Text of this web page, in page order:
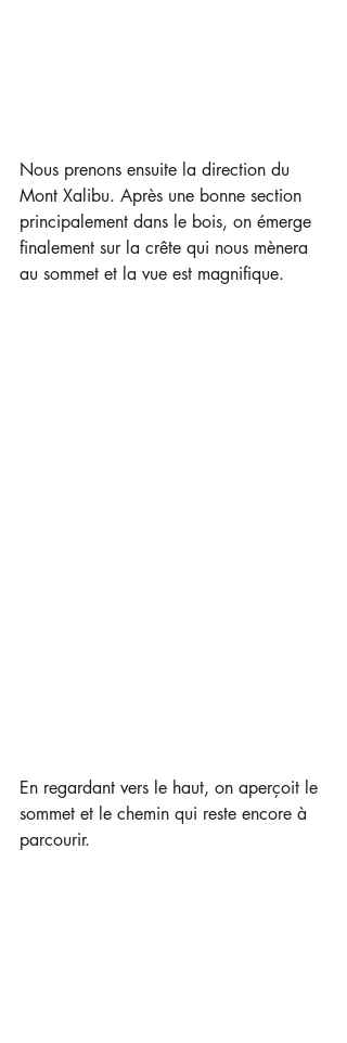
Nous prenons ensuite la direction du
Mont Xalibu. Après une bonne section
principalement dans le bois, on émerge
finalement sur la crête qui nous mènera
au sommet et la vue est magnifique.
En regardant vers le haut, on aperçoit le
sommet et le chemin qui reste encore à
parcourir.